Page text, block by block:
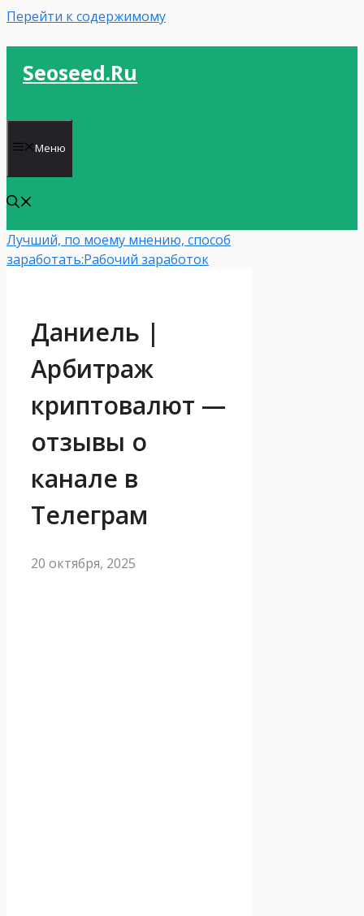
Перейти к содержимому
Seoseed.ru
Меню
Лучший, по моему мнению, способ
заработать:Рабочий заработок
Даниель |
Арбитраж
криптовалют —
отзывы о
канале в
Телеграм
20 октября, 2025